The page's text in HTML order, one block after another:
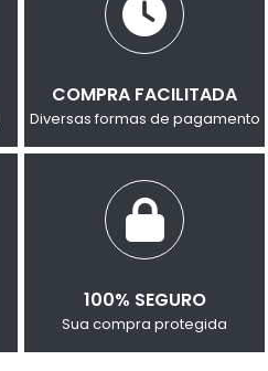
COMPRA FACILITADA
Diversas formas de pagamento
100% SEGURO
Sua compra protegida